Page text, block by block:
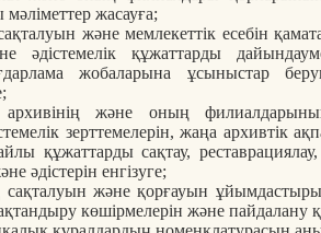
мәліметтер жасауға;
және мемлекеттік есебін
әдістемелік құжаттарды
жобаларына ұсыныстар
архивінің және оның
зерттемелерін, жаңа архивтік
құжаттарды сақтау,
әдістерін енгізуге;
сақталуын және қорғауын
көшірмелерін және